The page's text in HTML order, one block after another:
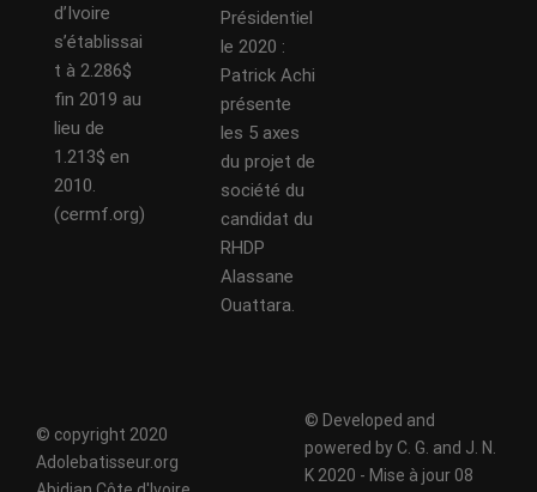
d’Ivoire
s’établissai
t à 2.286$
fin 2019 au
lieu de
1.213$ en
2010.
(cermf.org)
Présidentiel
le 2020 :
Patrick Achi
présente
les 5 axes
du projet de
société du
candidat du
RHDP
Alassane
Ouattara.
© copyright 2020
Adolebatisseur.org
© Developed and
powered by C. G. and J. N.
K 2020 - Mise à jour 08